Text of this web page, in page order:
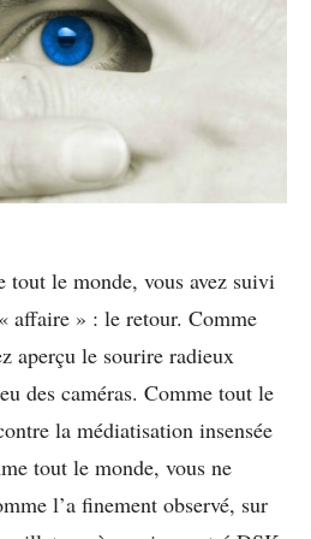
tout le monde, vous avez suivi
affaire » : le retour. Comme
aperçu le sourire radieux
des caméras. Comme tout le
la médiatisation insensée
tout le monde, vous ne
l’a finement observé, sur